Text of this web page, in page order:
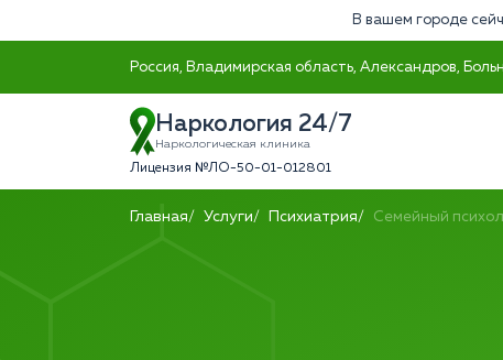
В вашем городе
Россия, Владимирская область, Александров,
Наркология 24/7
Наркологическая клиника
Лицензия №ЛО-50-01-012801
Главная Услуги Психиатрия Семейный